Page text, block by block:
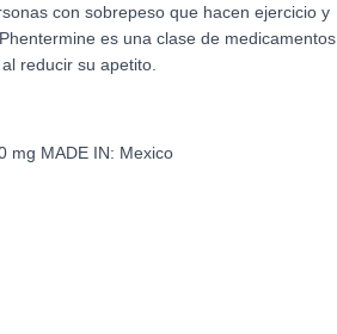
con sobrepeso que hacen ejercicio y
es una clase de medicamentos
reducir su apetito.
mg MADE IN: Mexico